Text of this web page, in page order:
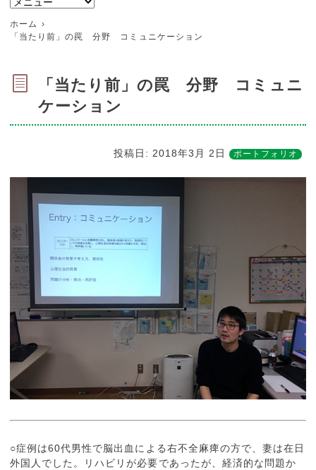
ホーム
「当たり前」の罠 分野 コミュニケーション
「当たり前」の罠 分野 コミュニ
ケーション
投稿日: 2018年3月 2日 ポートフォリオ
○症例は60代男性で脳出血による右不全麻痺の方で、妻は在日
外国人でした。リハビリが必要であったが、経済的な問題か